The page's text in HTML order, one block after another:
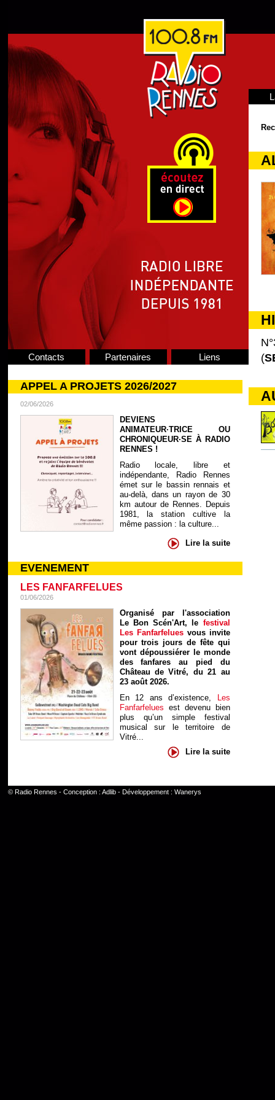
Contacts Partenaires Liens
APPEL A PROJETS 2026/2027
02/06/2026
DEVIENS
ANIMATEUR·TRICE OU
CHRONIQUEUR·SE À RADIO
RENNES !
Radio locale, libre et
indépendante, Radio Rennes
émet sur le bassin rennais et
au-delà, dans un rayon de 30
km autour de Rennes. Depuis
1981, la station cultive la
même passion : la culture...
Lire la suite
EVENEMENT
LES FANFARFELUES
01/06/2026
Organisé par l'association
Le Bon Scén'Art, le festival
Les Fanfarfelues vous invite
pour trois jours de fête qui
vont dépoussiérer le monde
des fanfares au pied du
Château de Vitré, du 21 au
23 août 2026.
En 12 ans d’existence, Les
Fanfarfelues est devenu bien
plus qu’un simple festival
musical sur le territoire de
Vitré...
Lire la suite
(
© Radio Rennes - Conception : Adlib- Développement : Wanerys